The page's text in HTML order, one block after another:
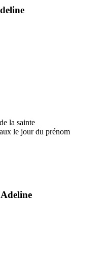
la sainte
le jour du prénom
Adeline